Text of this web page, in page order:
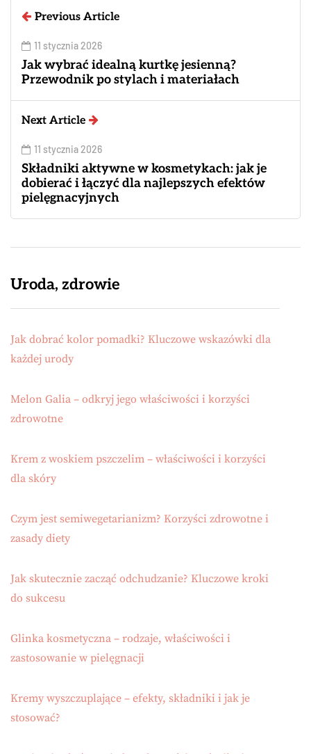
Previous Article
11 stycznia 2026
Jak wybrać idealną kurtkę jesienną?
Przewodnik po stylach i materiałach
Next Article
11 stycznia 2026
Składniki aktywne w kosmetykach: jak je
dobierać i łączyć dla najlepszych efektów
pielęgnacyjnych
Uroda, zdrowie
Jak dobrać kolor pomadki? Kluczowe wskazówki dla
każdej urody
Melon Galia – odkryj jego właściwości i korzyści
zdrowotne
Krem z woskiem pszczelim – właściwości i korzyści
dla skóry
Czym jest semiwegetarianizm? Korzyści zdrowotne i
zasady diety
Jak skutecznie zacząć odchudzanie? Kluczowe kroki
do sukcesu
Glinka kosmetyczna – rodzaje, właściwości i
zastosowanie w pielęgnacji
Kremy wyszczuplające – efekty, składniki i jak je
stosować?